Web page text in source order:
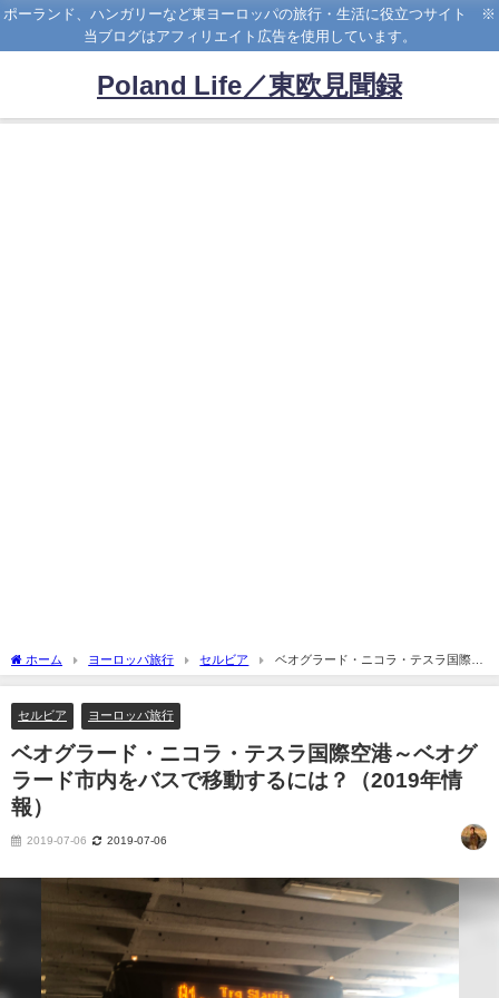
ポーランド、ハンガリーなど東ヨーロッパの旅行・生活に役立つサイト ※
当ブログはアフィリエイト広告を使用しています。
Poland Life／東欧見聞録
ホーム ヨーロッパ旅行 セルビア
ベオグラード・ニコラ・テスラ国際空
港～ベオグラード市内をバスで移動するには？（2019年情報）
セルビア ヨーロッパ旅行
ベオグラード・ニコラ・テスラ国際空港～ベオグ
ラード市内をバスで移動するには？（2019年情
報）
2019-07-06 2019-07-06